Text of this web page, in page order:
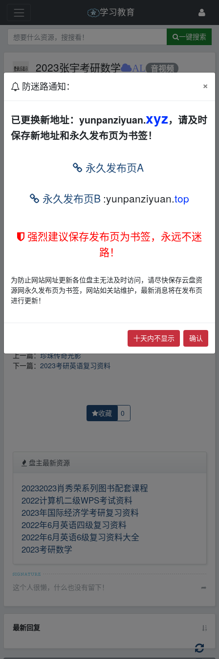
学习教育
一键搜索
2023张宇考研数学 AL 音视频
1 级 西红柿炒鸡蛋
「张宇2023」 https://www.aliyundrive.com/s/n
YKUEkpxKip点击链接保存，或者复制本段
速在线查看，视频原画倍速播放。
1，本站所有内容均为站内网盘爱好者分享发布的网盘链接
本站不存储任何实质资源数据
2，本文内容仅代表作者本人观点，不代表本网站立场，作
3，本文内所有链接指向的云盘网盘资源，其版权归版权方
所有！其实际管理权为帖子发布者所有，本站无法操作相
关资源。
在侵权后，立即删除相关介绍帖子！
上一篇：珍珠传奇光影
下一篇： 2023考研英语复习资料
收藏 0
盘主最新资源
20232023肖秀荣系列图书配套课程
2022计算机二级WPS考试资料
2023年国际经济学考研复习资料
2022年6月英语四级复习资料
2022年6月英语6级复习资料大全
2023考研数学
这个人很懒，什么也没有留下！ ➦
最新回复
防迷路通知： ×
已更换新地址：yunpanziyuan.xyz，请及时
保存新地址和永久发布页为书签！
永久发布页A
永久发布页B :yunpanziyuan.top
强烈建议保存发布页为书签，永远不迷
路！
为防止网站网址更新各位盘主无法及时访问，请尽快保存云盘资
源网永久发布页为书签，网站如关站维护，最新消息将在发布页
进行更新！
十天内不显示 确认